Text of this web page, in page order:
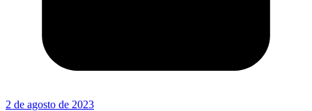
2 de agosto de 2023